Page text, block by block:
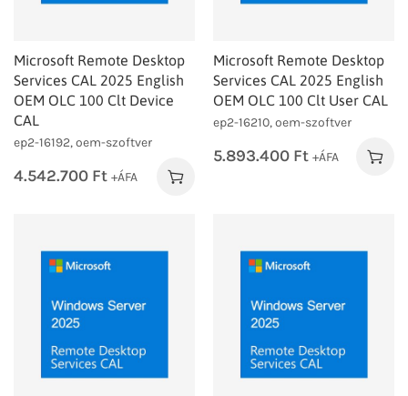
Microsoft Remote Desktop
Services CAL 2025 English
OEM OLC 100 Clt Device
CAL
ep2-16192, oem-szoftver
4.542.700 Ft +ÁFA
Microsoft Remote Desktop
Services CAL 2025 English
OEM OLC 100 Clt User CAL
ep2-16210, oem-szoftver
5.893.400 Ft +ÁFA